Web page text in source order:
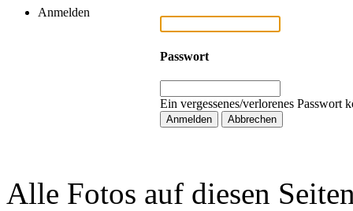
Anmelden
Passwort
Ein vergessenes/verlorenes Passwort
Alle Fotos auf diesen